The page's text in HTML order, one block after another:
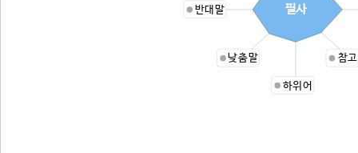
참
하위어
낮춤말
반대말 필사